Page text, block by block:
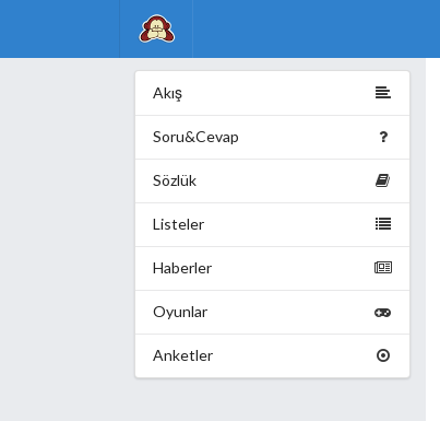
Akış
Soru&Cevap
Sözlük
Listeler
Haberler
Oyunlar
Anketler